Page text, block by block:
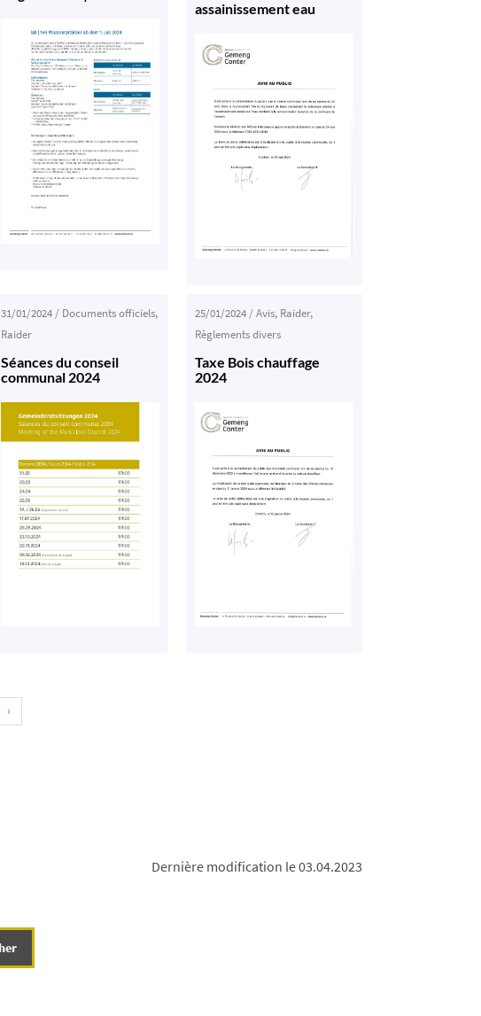
assainissement eau
31/01/2024/ Documents officiels,
Raider
Séances du conseil
communal 2024
25/01/2024/Avis, Raider,
Règlements divers
Taxe Bois chauffage
2024
›
Dernière modification le 03.04.2023